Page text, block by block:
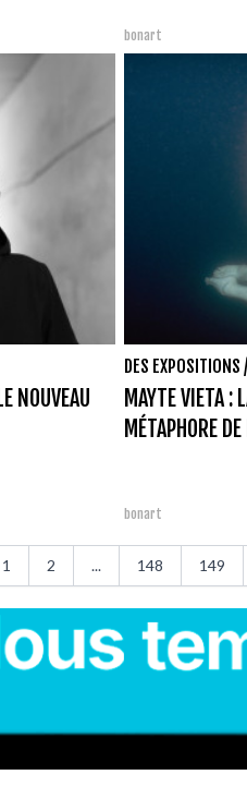
bonart
NOUVEAU
DES EXPOSITIONS /
MAYTE VIETA :
MÉTAPHORE
bonart
1 2 ... 148 149